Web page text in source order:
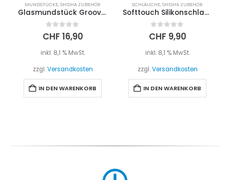
MUNDSTÜCKE,SHISHA ZUBEHÖR
Glasmundstück Groove – 40 cm
0 out of 5
CHF 16,90
inkl. 8,1 % MwSt.
zzgl.Versandkosten
IN DEN WARENKORB
SCHLÄUCHE,SHISHA ZUBEHÖR
Softtouch Silikonschlauch – Schwarz
0 out of 5
CHF 9,90
inkl. 8,1 % MwSt.
zzgl.Versandkosten
IN DEN WARENKORB